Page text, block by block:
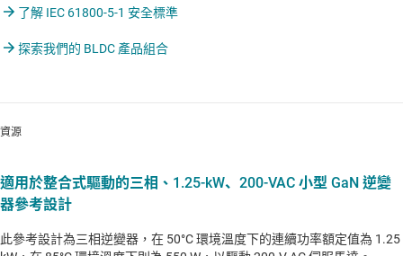
了解 IEC 61800-5-1 安全標準
探索我們的 BLDC 產品組合
資源
適用於整合式驅動的三相、1.25-kW、200-VAC 小型 GaN 逆變
器參考設計
此參考設計為三相逆變器，在 50°C 環境溫度下的連續功率額定值為 1.25